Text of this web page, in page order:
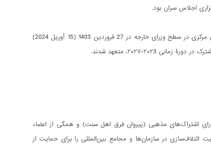
اجلاس سران بود.
در جدیدترین و آخرین گام، دومین نشست گفت‌وگوهای راهبردی شورای همکاری خلیج‌فارس و آسیای مرکزی در سطح وزرای خارجه در 27 فروردین 1403 (15 آوریل 2024)
۲۰۲۷، متعهد شدند.
آسیای مرکزی، مسلمان و دارای اشتراک‌های مذهبی (پیروان فِرق اهل سنت) و همگی از اعضاء
ائتلاف‌سازی در سازمان‌ها و مجامع بین‌المللی را برای حمایت از